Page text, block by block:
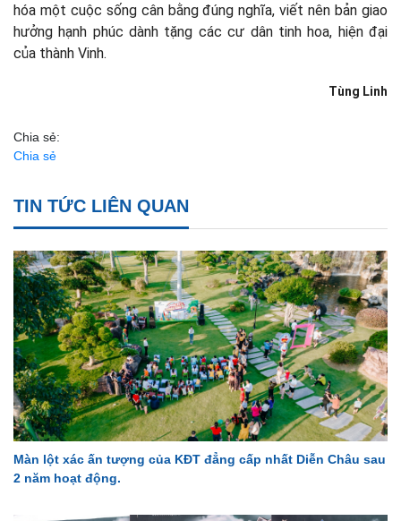
hóa một cuộc sống cân bằng đúng nghĩa, viết nên bản giao
hưởng hạnh phúc dành tặng các cư dân tinh hoa, hiện đại
của thành Vinh.
Tùng Linh
Chia sẻ:
Chia sẻ
TIN TỨC LIÊN QUAN
Màn lột xác ấn tượng của KĐT đẳng cấp nhất Diễn Châu sau
2 năm hoạt động.